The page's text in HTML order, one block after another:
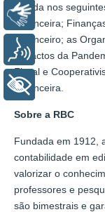
focada nos
Financeira;
Financeiro; as
Impactos da
Fiscal e
Financeira.
Sobre a RBC
Fundada em 1912,
contabilidade em
valorizar o
professores e
são bimestrais e
Libras
Voz
+